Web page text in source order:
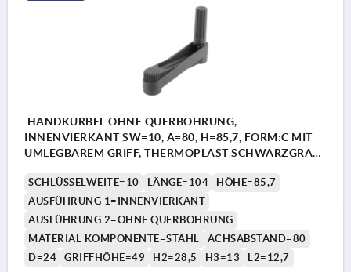
HANDKURBEL OHNE QUERBOHRUNG,
INNENVIERKANT SW=10, A=80, H=85,7, FORM:C MIT
UMLEGBAREM GRIFF, THERMOPLAST SCHWARZGRAU,
SCHLÜSSELWEITE=10 LÄNGE=104
HÖHE=85,7
AUSFÜHRUNG 1=INNENVIERKANT
AUSFÜHRUNG 2=OHNE QUERBOHRUNG
MATERIAL KOMPONENTE=STAHL
ACHSABSTAND=80
D=24
GRIFFHÖHE=49 H2=28,5 H3=13 L2=12,7